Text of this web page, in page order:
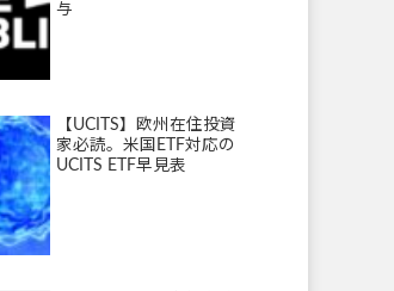
与
【UCITS】欧州在住投資
家必読。米国ETF対応の
UCITS ETF早見表